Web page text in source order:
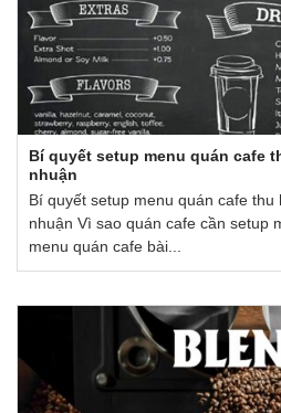
Bí quyết setup menu quán cafe
nhuận
Bí quyết setup menu quán cafe
nhuận Vì sao quán cafe cần setup
menu quán cafe bài...